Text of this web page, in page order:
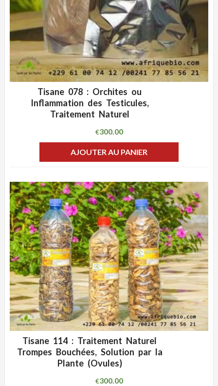
ADD WISHLIST
Tisane 078 : Orchites ou
Inflammation des Testicules,
Traitement Naturel
€300.00
AJOUTER AU PANIER
ADD WISHLIST
Tisane 114 : Traitement Naturel
Trompes Bouchées, Solution par la
Plante (Ovules)
€300.00